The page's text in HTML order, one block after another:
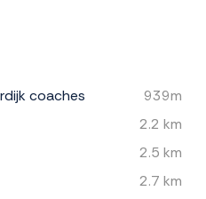
coaches
939m
2.2 km
2.5 km
2.7 km